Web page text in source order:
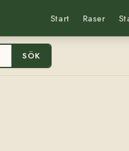
Start Raser
SÖK